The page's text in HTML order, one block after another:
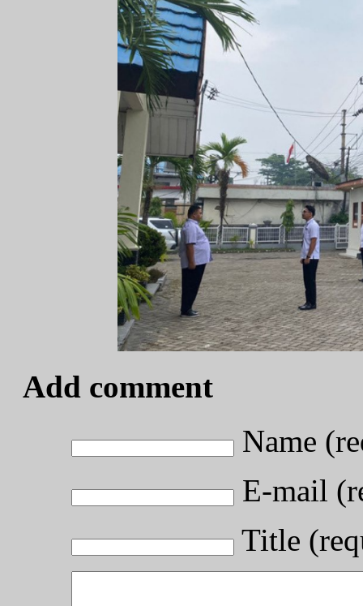
Add comment
Name
E-mail
Title